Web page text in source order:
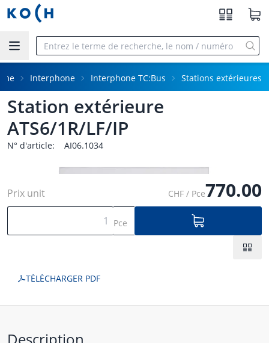
Aller au contenu principal
Interphone Interphone TC:Bus Stations extérieures
Station extérieure
ATS6/1R/LF/IP
N° d'article: AI06.1034
Prix unit CHF / Pce770.00
Pce
TÉLÉCHARGER PDF